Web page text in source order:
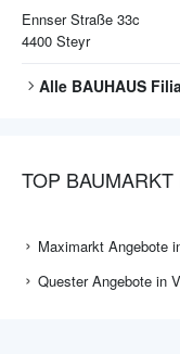
Ennser Straße 33c
4400 Steyr
Alle BAUHAUS
TOP
Maximarkt Angebote
Quester Angebote in